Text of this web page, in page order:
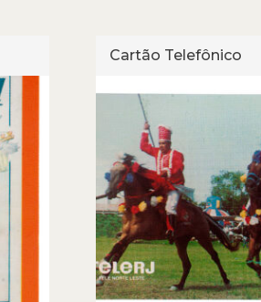
Cartão Telefônico